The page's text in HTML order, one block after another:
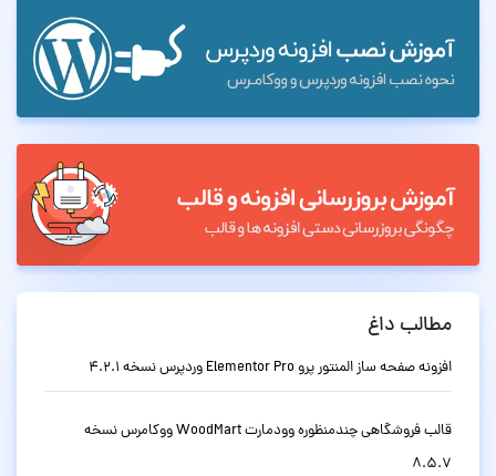
مطالب داغ
افزونه صفحه ساز المنتور پرو Elementor Pro وردپرس نسخه 4.2.1
قالب فروشگاهی چندمنظوره وودمارت WoodMart ووکامرس نسخه
8.5.7